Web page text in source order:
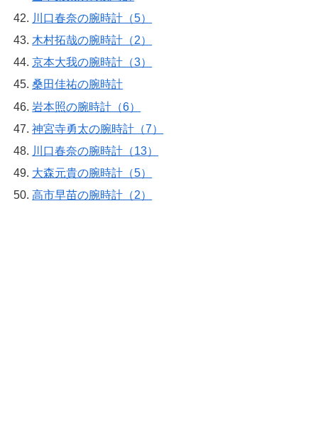
川口春奈の腕時計（5）
木村拓哉の腕時計（2）
京本大我の腕時計（3）
桑田佳祐の腕時計
岩本照の腕時計（6）
神宮寺勇太の腕時計（7）
川口春奈の腕時計（13）
大森元貴の腕時計（5）
高市早苗の腕時計（2）